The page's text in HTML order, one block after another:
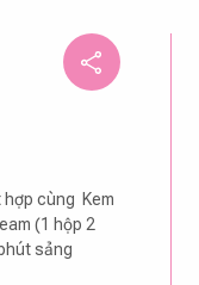
hợp cùng Kem
(1 hộp 2
sảng